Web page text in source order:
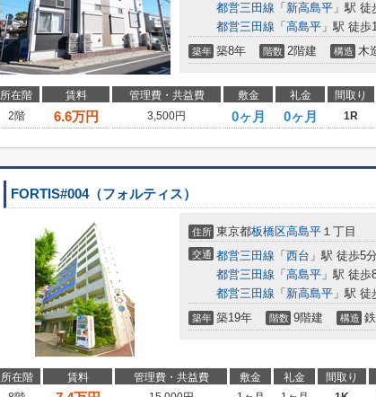
都営三田線 「 新高島平 」駅 徒
都営三田線 「 高島平 」駅 徒歩
築年 築8年 階数 2階建 構造 木
所在階 賃料 管理費・共益費 敷金 礼金 間取り
2階
6.6万円 3,500円 0ヶ月 0ヶ月 1R
FORTIS#004（フォルティス）
住所 東京都板橋区高島平 １丁目
交通 都営三田線 「 西台 」駅 徒歩5分
都営三田線 「 高島平 」駅 徒歩
都営三田線 「 新高島平 」駅 徒
築年 築19年 階数 9階建 構造
所在階 賃料 管理費・共益費 敷金 礼金 間取り